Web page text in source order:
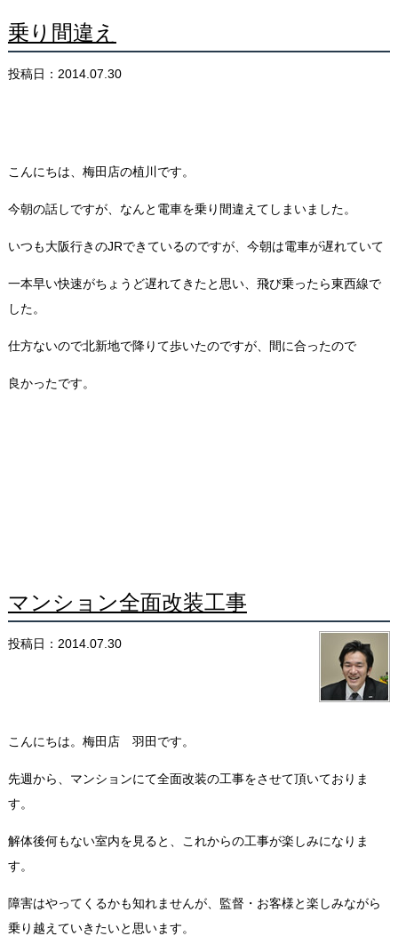
乗り間違え
投稿日：2014.07.30
こんにちは、梅田店の植川です。
今朝の話しですが、なんと電車を乗り間違えてしまいました。
いつも大阪行きのJRできているのですが、今朝は電車が遅れていて
一本早い快速がちょうど遅れてきたと思い、飛び乗ったら東西線で
した。
仕方ないので北新地で降りて歩いたのですが、間に合ったので
良かったです。
マンション全面改装工事
投稿日：2014.07.30
こんにちは。梅田店 羽田です。
先週から、マンションにて全面改装の工事をさせて頂いておりま
す。
解体後何もない室内を見ると、これからの工事が楽しみになりま
す。
障害はやってくるかも知れませんが、監督・お客様と楽しみながら
乗り越えていきたいと思います。